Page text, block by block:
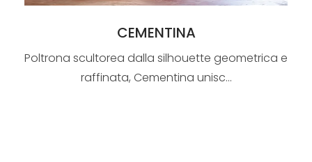
CEMENTINA
Poltrona scultorea dalla silhouette geometrica e
raffinata, Cementina unisc...